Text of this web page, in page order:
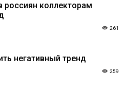
коллекторам
261
негативный тренд
259